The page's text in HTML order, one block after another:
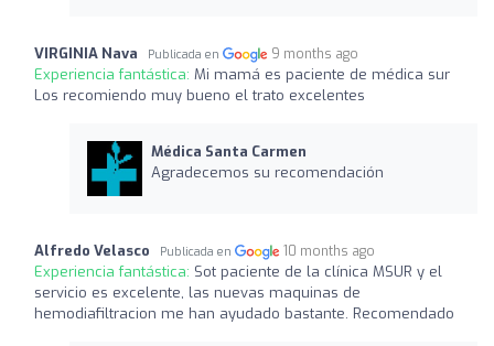
VIRGINIA Nava Publicada en 9 months ago
Experiencia fantástica: Mi mamá es paciente de médica sur
Los recomiendo muy bueno el trato excelentes
Médica Santa Carmen
Agradecemos su recomendación
Alfredo Velasco Publicada en 10 months ago
Experiencia fantástica: Sot paciente de la clínica MSUR y el
servicio es excelente, las nuevas maquinas de
hemodiafiltracion me han ayudado bastante. Recomendado